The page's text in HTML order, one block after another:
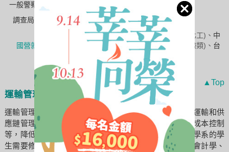
一般警察特考
調查局特考
化學鑑識組
國營就業
經濟部聯招(化學、化工製程)、台灣菸酒 (化工)、 中
、安環類)、 ( 操作類乙 、化驗類)、 台
▲Top
運輸管理學系畢業出路
運輸管理學系涵蓋物流和運輸規劃，培養學生在物流、運輸和供
應鏈管理領域的專業。學生將學習運輸系統設計、運輸成本控制
等，降低企業物流成本、提高產品運輸效率。運輸管理學系的學
生需要修業的學科有微積分、計算機概論、程式設計、會計學、